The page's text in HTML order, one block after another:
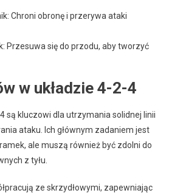
Chroni obronę i przerywa ataki
Przesuwa się do przodu, aby tworzyć
w układzie 4-2-4
są kluczowi dla utrzymania solidnej linii
ataku. Ich głównym zadaniem jest
ale muszą również być zdolni do
z tyłu.
ze skrzydłowymi, zapewniając